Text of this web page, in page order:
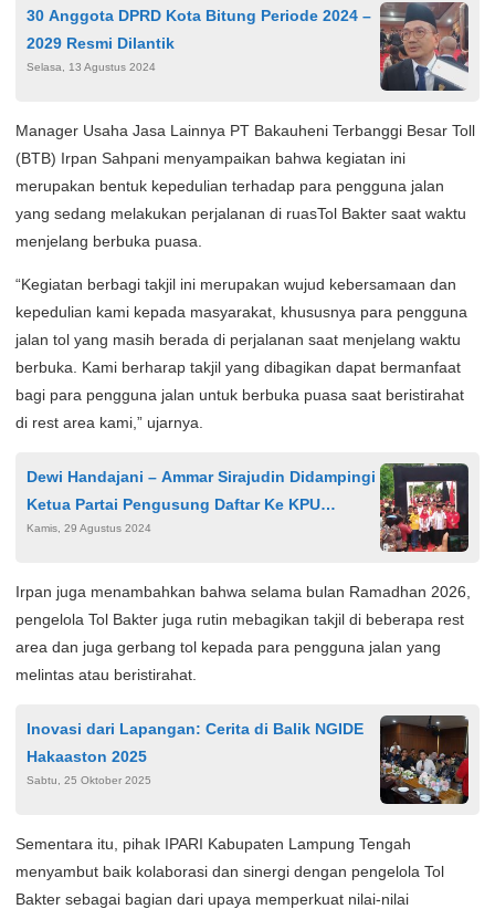
30 Anggota DPRD Kota Bitung Periode 2024 –
2029 Resmi Dilantik
Selasa, 13 Agustus 2024
Manager Usaha Jasa Lainnya PT Bakauheni Terbanggi Besar Toll
(BTB) Irpan Sahpani menyampaikan bahwa kegiatan ini
merupakan bentuk kepedulian terhadap para pengguna jalan
yang sedang melakukan perjalanan di ruasTol Bakter saat waktu
menjelang berbuka puasa.
“Kegiatan berbagi takjil ini merupakan wujud kebersamaan dan
kepedulian kami kepada masyarakat, khususnya para pengguna
jalan tol yang masih berada di perjalanan saat menjelang waktu
berbuka. Kami berharap takjil yang dibagikan dapat bermanfaat
bagi para pengguna jalan untuk berbuka puasa saat beristirahat
di rest area kami,” ujarnya.
Dewi Handajani – Ammar Sirajudin Didampingi
Ketua Partai Pengusung Daftar Ke KPU
Sebagai Cabup – Cawabup Tanggamus..!!
Kamis, 29 Agustus 2024
Irpan juga menambahkan bahwa selama bulan Ramadhan 2026,
pengelola Tol Bakter juga rutin mebagikan takjil di beberapa rest
area dan juga gerbang tol kepada para pengguna jalan yang
melintas atau beristirahat.
Inovasi dari Lapangan: Cerita di Balik NGIDE
Hakaaston 2025
Sabtu, 25 Oktober 2025
Sementara itu, pihak IPARI Kabupaten Lampung Tengah
menyambut baik kolaborasi dan sinergi dengan pengelola Tol
Bakter sebagai bagian dari upaya memperkuat nilai-nilai